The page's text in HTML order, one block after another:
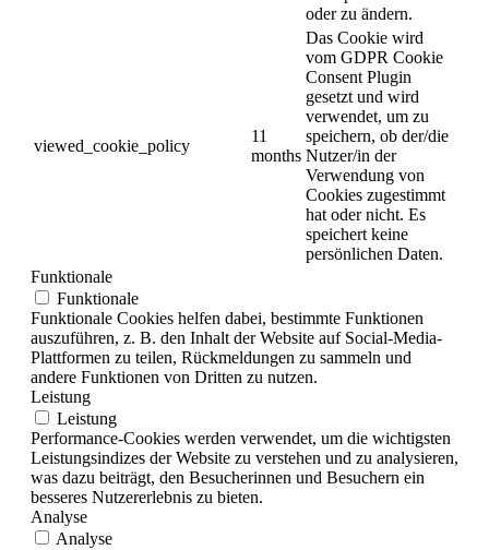
oder zu ändern.
viewed_cookie_policy
11
months
Das Cookie wird
vom GDPR Cookie
Consent Plugin
gesetzt und wird
verwendet, um zu
speichern, ob der/die
Nutzer/in der
Verwendung von
Cookies zugestimmt
hat oder nicht. Es
speichert keine
persönlichen Daten.
Funktionale
Funktionale
Funktionale Cookies helfen dabei, bestimmte Funktionen
auszuführen, z. B. den Inhalt der Website auf Social-Media-
Plattformen zu teilen, Rückmeldungen zu sammeln und
andere Funktionen von Dritten zu nutzen.
Leistung
Leistung
Performance-Cookies werden verwendet, um die wichtigsten
Leistungsindizes der Website zu verstehen und zu analysieren,
was dazu beiträgt, den Besucherinnen und Besuchern ein
besseres Nutzererlebnis zu bieten.
Analyse
Analyse